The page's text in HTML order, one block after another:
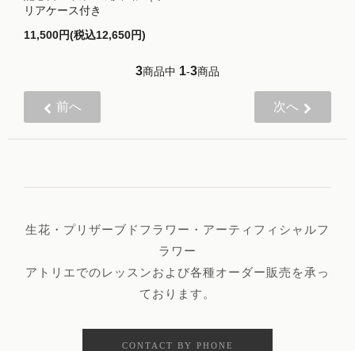
リアケース付き
11,500円(税込12,650円)
3商品中 1-3商品
前へ 次へ
生花・プリザーブドフラワー・アーティフィシャルフ
ラワー
アトリエでのレッスンおよび各種オーダー販売を承っ
ております。
CONTACT BY PHONE